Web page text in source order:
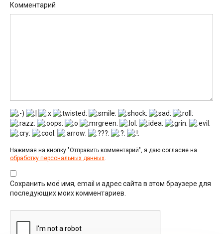
Комментарий
Нажимая на кнопку "Отправить комментарий", я даю согласие на
обработку персональных данных.
Сохранить моё имя, email и адрес сайта в этом браузере для
последующих моих комментариев.